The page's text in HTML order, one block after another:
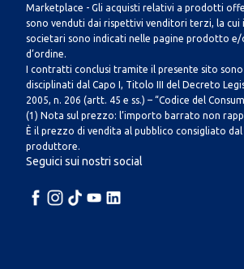
Marketplace - Gli acquisti relativi a prodotti
sono venduti dai rispettivi venditori terzi, la cui
societari sono indicati nelle pagine prodotto
d’ordine.
I contratti conclusi tramite il presente sito
disciplinati dal Capo I, Titolo III del Decreto
2005, n. 206 (artt. 45 e ss.) – “Codice del
(1) Nota sul prezzo: l’importo barrato non
È il prezzo di vendita al pubblico consigliato
produttore.
Seguici sui nostri social